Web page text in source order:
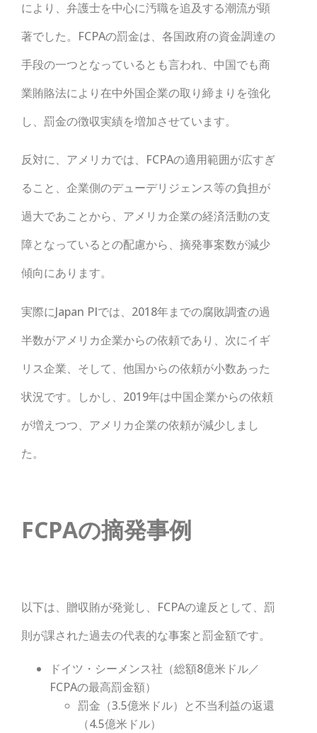
により、弁護士を中心に汚職を追及する潮流が顕
著でした。FCPAの罰金は、各国政府の資金調達の
手段の一つとなっているとも言われ、中国でも商
業賄賂法により在中外国企業の取り締まりを強化
し、罰金の徴収実績を増加させています。
反対に、アメリカでは、FCPAの適用範囲が広すぎ
ること、企業側のデューデリジェンス等の負担が
過大であことから、アメリカ企業の経済活動の支
障となっているとの配慮から、摘発事案数が減少
傾向にあります。
実際にJapan PIでは、2018年までの腐敗調査の過
半数がアメリカ企業からの依頼であり、次にイギ
リス企業、そして、他国からの依頼が小数あった
状況です。しかし、2019年は中国企業からの依頼
が増えつつ、アメリカ企業の依頼が減少しまし
た。
FCPAの摘発事例
以下は、贈収賄が発覚し、FCPAの違反として、罰
則が課された過去の代表的な事案と罰金額です。
ドイツ・シーメンス社（総額8億米ドル／
FCPAの最高罰金額）
罰金（3.5億米ドル）と不当利益の返還
（4.5億米ドル）